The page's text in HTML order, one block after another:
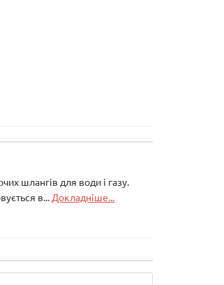
шлангів для води і газу.
в... Докладніше...